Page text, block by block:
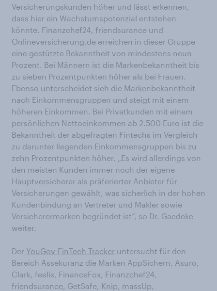
Versicherungskunden höher und lässt erkennen,
dass hier ein Wachstumspotenzial entstehen
könnte. Finanzchef24, friendsurance und
Onlineversicherung.de erreichen in dieser Gruppe
eine gestützte Bekanntheit von mindestens neun
Prozent. Bei Männern ist die Markenbekanntheit bis
zu sieben Prozentpunkten höher als bei Frauen.
Ebenso unterscheidet sich die Markenbekanntheit
nach Einkommensgruppen und steigt mit einem
höheren Einkommen. Bei Privatkunden mit einem
persönlichen Nettoeinkommen ab 2.500 Euro ist die
Bekanntheit der abgefragten Fintechs im Vergleich
zu darunter liegenden Einkommensgruppen bis zu
zehn Prozentpunkten höher. „Es wird allerdings von
den meisten Kunden immer noch der eigene
Hauptversicherer als präferierter Anbieter für
Versicherungen gewählt, was sicherlich in der hohen
Kundenbindung an Vertreter und Makler sowie
Versicherermarken begründet ist“, so Dr. Gaedeke
weiter.
Der YouGov-FinTech Tracker untersucht für den
Bereich Assekuranz die Marken AppSichern, Asuro,
Clark, feelix, FinanceFox, Finanzchef24,
friendsurance, GetSafe, Knip, massUp,